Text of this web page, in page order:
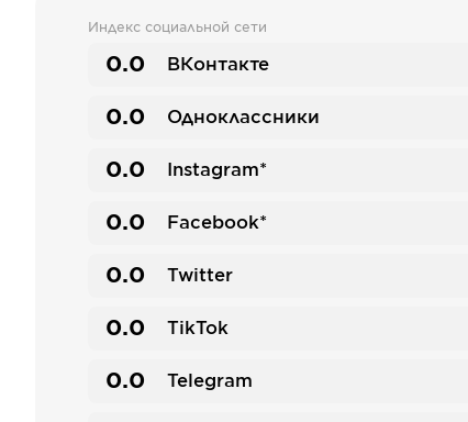
Индекс социальной сети
0.0 ВКонтакте
0.0 Одноклассники
0.0 Instagram*
0.0 Facebook*
0.0 Twitter
0.0 TikTok
0.0 Telegram